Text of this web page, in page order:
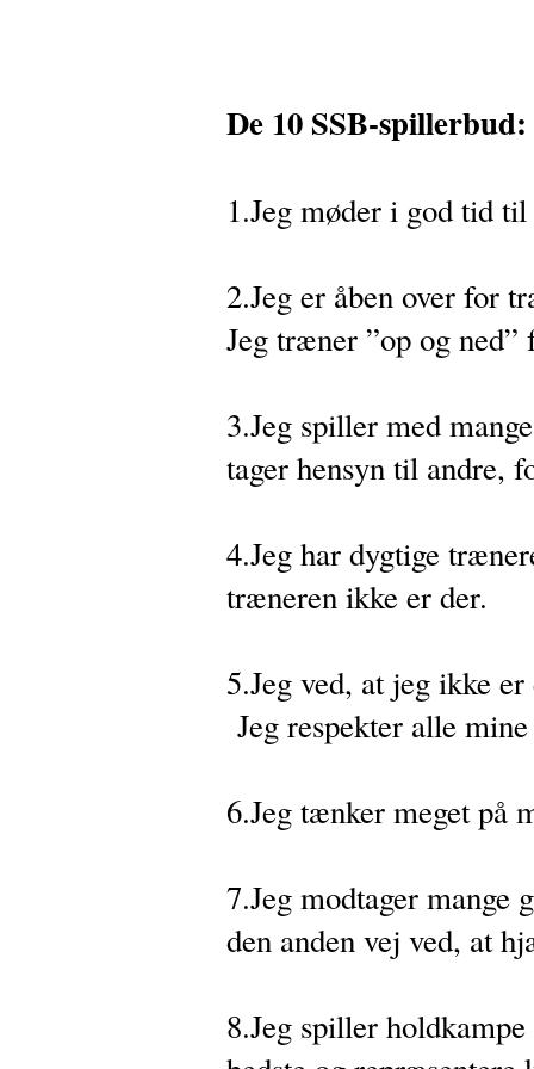
De 10 SSB-spillerbud:
1.Jeg møder i god tid
2.Jeg er åben over for
Jeg træner ”op og
3.Jeg spiller med
tager hensyn til andre,
4.Jeg har dygtige
træneren ikke er der.
5.Jeg ved, at jeg ikke
Jeg respekter alle
6.Jeg tænker meget på
7.Jeg modtager
den anden vej ved, at
8.Jeg spiller